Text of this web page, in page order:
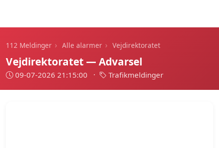
112 Meldinger › Alle alarmer › Vejdirektoratet
Vejdirektoratet — Advarsel
09-07-2026 21:15:00 · Trafikmeldinger